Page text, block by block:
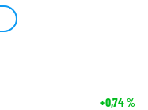
+0,74%